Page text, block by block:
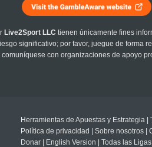
Live2Sport LLC tienen únicamente fines
significativo; por favor, juegue de forma
con organizaciones de apoyo
Herramientas de Apuestas y Estrategia
Política de privacidad
Sobre nosotros
Donar
English Version Todas las